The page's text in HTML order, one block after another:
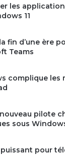
les
11
fin d’une ère
Teams
complique les
nouveau pilote
sous Windows
pour